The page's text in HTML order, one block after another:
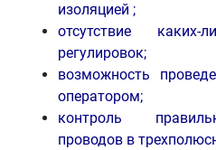
изоляцией ;
отсутствие
регулировок;
возможность
оператором;
контроль
проводов в